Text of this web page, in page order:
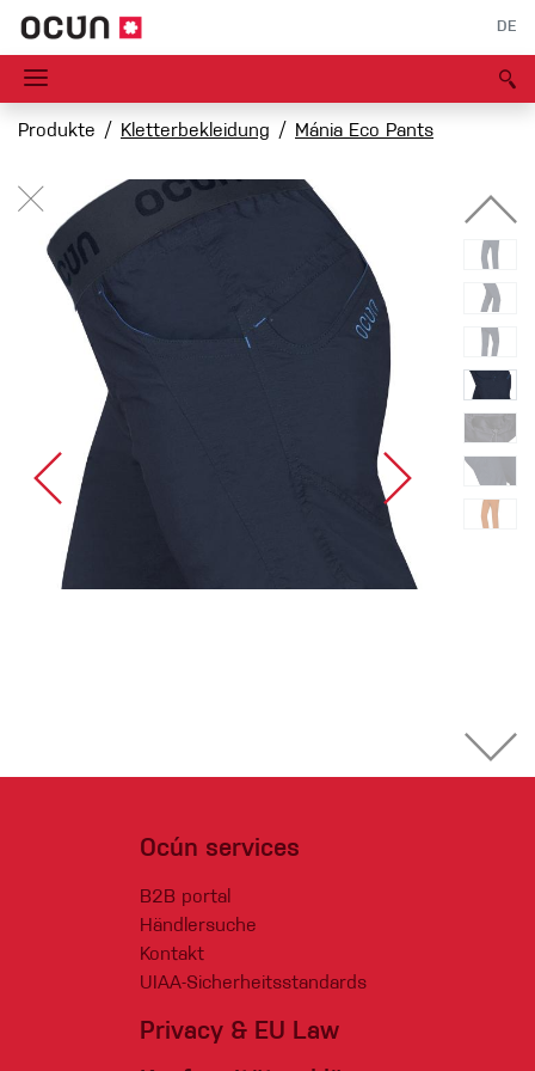
DE
Produkte Kletterbekleidung Mánia Eco Pants
Ocún services
B2B portal
Händlersuche
Kontakt
UIAA-Sicherheitsstandards
Privacy & EU Law